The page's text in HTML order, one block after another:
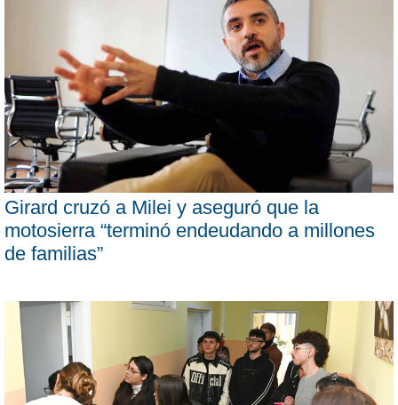
Girard cruzó a Milei y aseguró que la
motosierra “terminó endeudando a millones
de familias”